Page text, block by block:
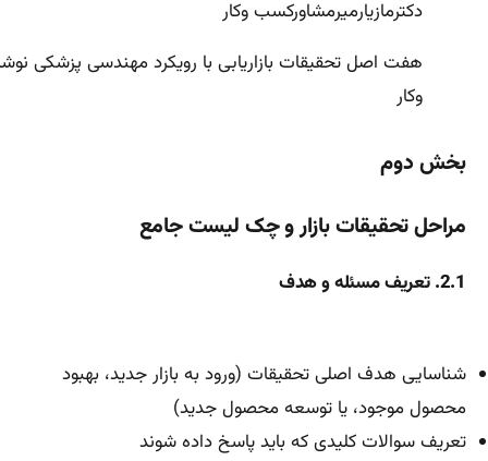
هفت اصل تحقیقات بازاریابی با رویکرد مهندسی پزشکی
وکار
بخش دوم
مراحل تحقیقات بازار و چک لیست جامع
2.1. تعریف مسئله و هدف
شناسایی هدف اصلی تحقیقات (ورود به بازار جدید، بهبود
محصول موجود، یا توسعه محصول جدید)
تعریف سوالات کلیدی که باید پاسخ داده شوند